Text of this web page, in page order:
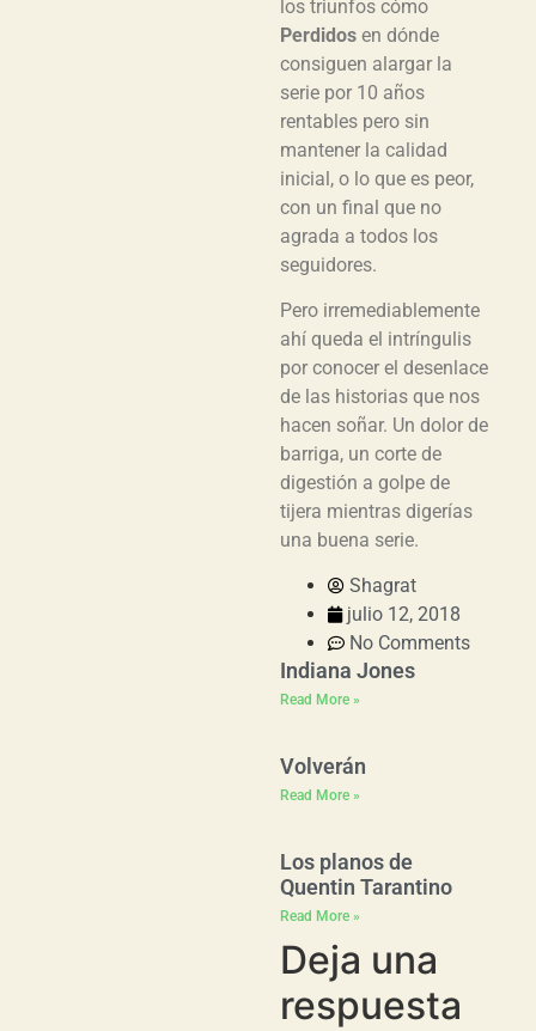
los triunfos cómo
Perdidos en dónde
consiguen alargar la
serie por 10 años
rentables pero sin
mantener la calidad
inicial, o lo que es peor,
con un final que no
agrada a todos los
seguidores.
Pero irremediablemente
ahí queda el intríngulis
por conocer el desenlace
de las historias que nos
hacen soñar. Un dolor de
barriga, un corte de
digestión a golpe de
tijera mientras digerías
una buena serie.
Shagrat
julio 12, 2018
No Comments
Indiana Jones
Read More »
Volverán
Read More »
Los planos de
Quentin Tarantino
Read More »
Deja una
respuesta